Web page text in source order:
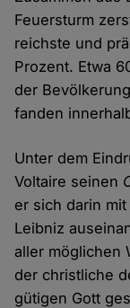
Feuersturm
reichste und
Prozent. Etwa
der
fanden
Unter dem
Voltaire seinen
er sich darin
Leibniz
aller möglichen
der christliche
gütigen Gott